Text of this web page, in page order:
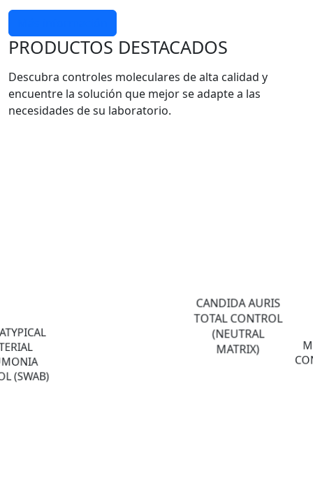
PRODUCTOS DESTACADOS
Descubra controles moleculares de alta calidad y
encuentre la solución que mejor se adapte a las
necesidades de su laboratorio.
(SWAB)
CANDIDA AURIS
TOTAL CONTROL
(NEUTRAL
MATRIX)